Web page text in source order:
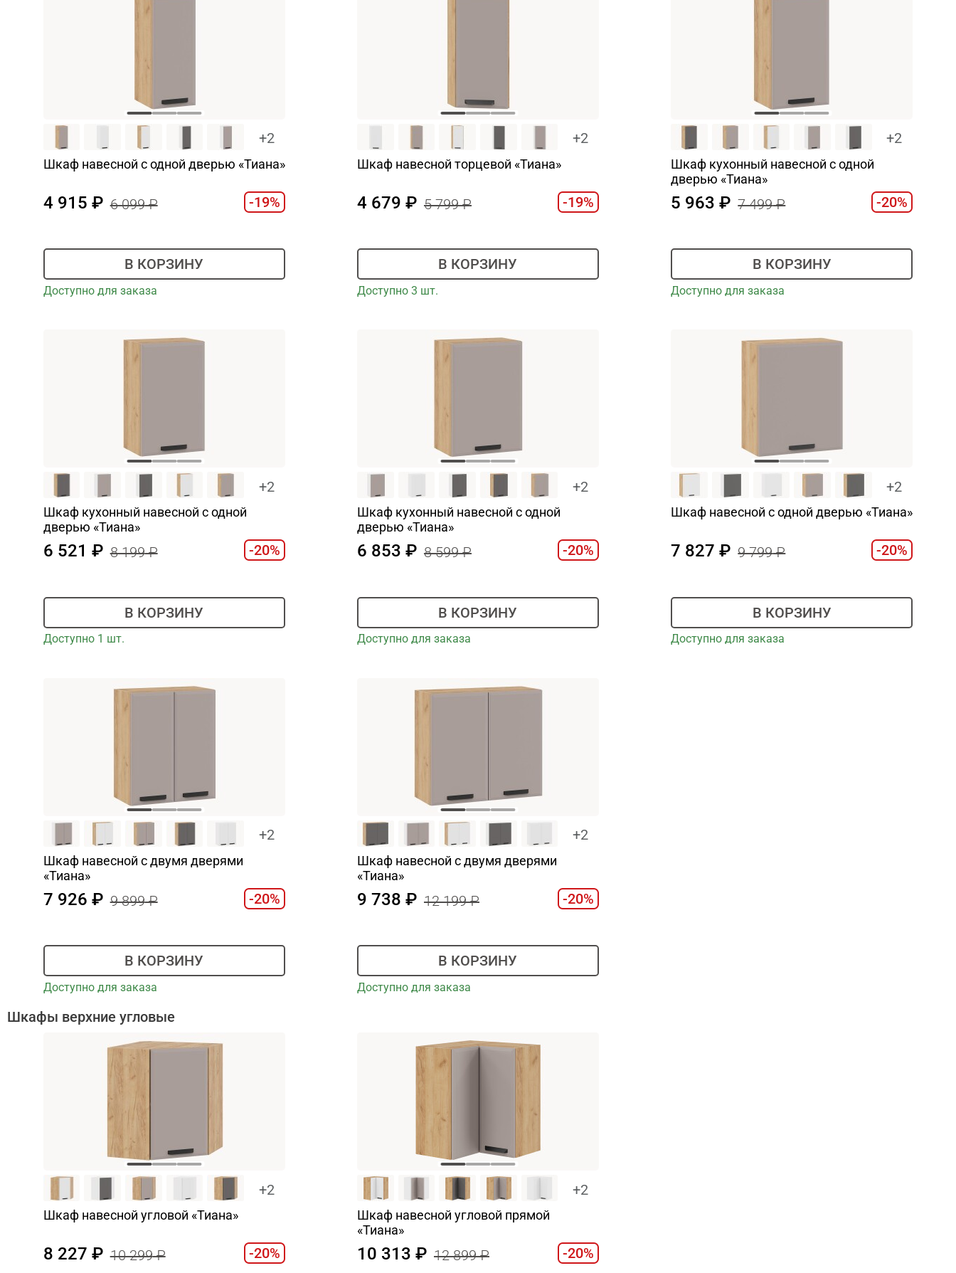
+2
Шкаф навесной c одной дверью «Тиана»
4 915 6 099 -19%
В КОРЗИНУ
Доступно для заказа
+2
Шкаф навесной торцевой «Тиана»
4 679 5 799 -19%
В КОРЗИНУ
Доступно 3 шт.
+2
Шкаф кухонный навесной с одной
дверью «Тиана»
5 963 7 499 -20%
В КОРЗИНУ
Доступно для заказа
+2
Шкаф кухонный навесной с одной
дверью «Тиана»
6 521 8 199 -20%
В КОРЗИНУ
Доступно 1 шт.
+2
Шкаф кухонный навесной с одной
дверью «Тиана»
6 853 8 599 -20%
В КОРЗИНУ
Доступно для заказа
+2
Шкаф навесной c одной дверью «Тиана»
7 827 9 799 -20%
В КОРЗИНУ
Доступно для заказа
+2
Шкаф навесной c двумя дверями
«Тиана»
7 926 9 899 -20%
В КОРЗИНУ
Доступно для заказа
+2
Шкаф навесной c двумя дверями
«Тиана»
9 738 12 199 -20%
В КОРЗИНУ
Доступно для заказа
Шкафы верхние угловые
+2
Шкаф навесной угловой «Тиана»
8 227 10 299 -20%
+2
Шкаф навесной угловой прямой
«Тиана»
10 313 12 899 -20%